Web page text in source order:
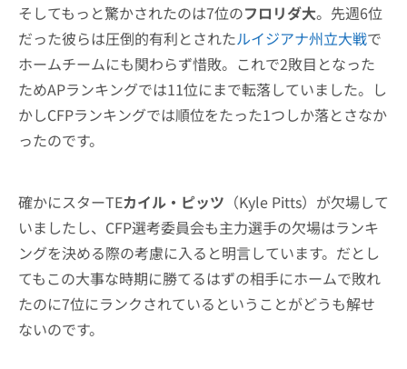
そしてもっと驚かされたのは7位のフロリダ大。先週6位
だった彼らは圧倒的有利とされたルイジアナ州立大戦で
ホームチームにも関わらず惜敗。これで2敗目となった
ためAPランキングでは11位にまで転落していました。し
かしCFPランキングでは順位をたった1つしか落とさなか
ったのです。
確かにスターTEカイル・ピッツ （Kyle Pitts）が欠場して
いましたし、CFP選考委員会も主力選手の欠場はランキ
ングを決める際の考慮に入ると明言しています。だとし
てもこの大事な時期に勝てるはずの相手にホームで敗れ
たのに7位にランクされているということがどうも解せ
ないのです。